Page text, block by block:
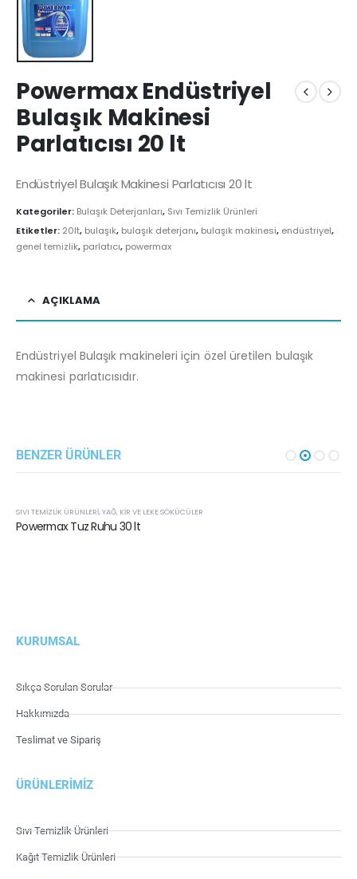
Powermax Endüstriyel
Bulaşık Makinesi
Parlatıcısı 20 lt
Endüstriyel Bulaşık Makinesi Parlatıcısı 20 lt
Kategoriler: Bulaşık Deterjanları, Sıvı Temizlik Ürünleri
Etiketler: 20lt, bulaşık, bulaşık deterjanı, bulaşık makinesi, endüstriyel,
genel temizlik, parlatıcı, powermax
AÇIKLAMA
Endüstriyel Bulaşık makineleri için özel üretilen bulaşık
makinesi parlatıcısıdır.
BENZER ÜRÜNLER
SIVI TEMIZLIK ÜRÜNLERI,YAĞ, KIR VE LEKE SÖKÜCÜLER
Powermax Tuz Ruhu 30 lt
KURUMSAL
Sıkça Sorulan Sorular
Hakkımızda
Teslimat ve Sipariş
ÜRÜNLERIMIZ
Sıvı Temizlik Ürünleri
Kağıt Temizlik Ürünleri